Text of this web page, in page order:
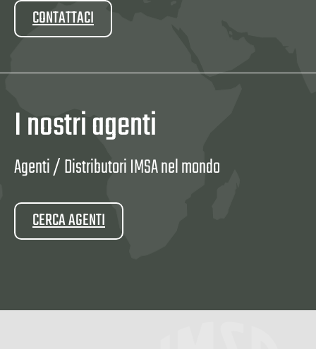
CONTATTACI
I nostri agenti
Agenti / Distributori IMSA nel mondo
CERCA AGENTI